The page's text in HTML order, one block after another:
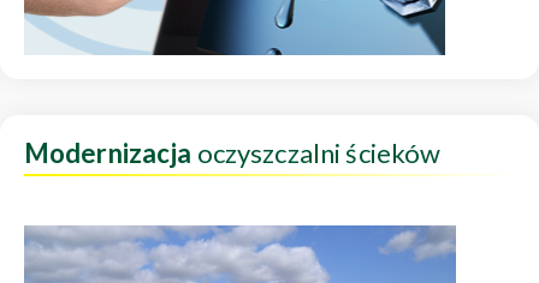
Modernizacja oczyszczalni ścieków